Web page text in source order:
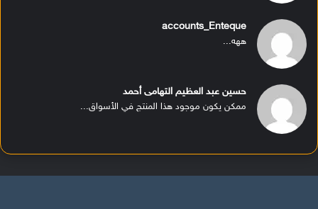
accounts_Enteque
ههه...
حسين عبد العظيم التهامى أحمد
ممكن يكون موجود هذا المنتج في الأسواق...